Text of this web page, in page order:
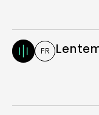
FR